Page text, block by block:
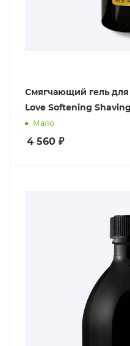
Смягчающий гель для
Love Softening
Мало
4 560 ₽